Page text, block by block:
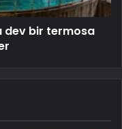
dev bir termosa